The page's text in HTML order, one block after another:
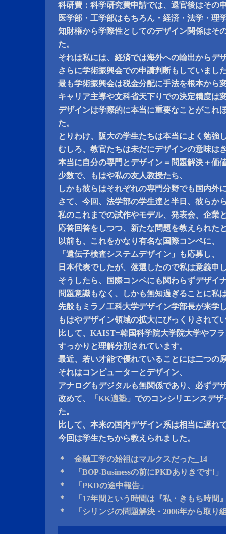
科研費：科学研究費申請では、退官後はその
医学部・工学部はもちろん・経済・法学・理
知財権から学際性としてのデザイン関係はそ
た。
それは私には、経済では海外への輸出からデ
さらに学術振興会での申請判断もしていまし
最も学術振興会は税金分配に手法を根本から
キャリア主導や文科省天下りでの決定精度は
デザインは学際的に本当に重要なことがこれ
た。
とりわけ、阪大の学生たちは本当によく勉強
むしろ、教官たちは未だにデザインの意味は
本当に自分の専門とデザイン＝問題解決＋価
少数で、もはや私の友人教授たち、
しかも彼らはそれぞれの専門分野でも国内外
さて、今回、法学部の学生達と半日、彼らか
私のこれまでの試作やモデル、発表会、企業
応答回答をしつつ、新たな問題を教えられた
以前も、これをかなり有名な国際コンペに、
「遺伝子検査システムデザイン」も応募し、
日本代表でしたが、落選したので私は意義申
そうしたら、国際コンペにも関わらずデザイ
問題意識もなく、しかも無知過ぎることに私
先般もミラノ工科大学デザイン学部長が来学
もはやデザイン領域の拡大にびっくりされて
比して、KAIST=韓国科学院大学院大学やフ
すっかりと理解分別されています。
最近、若い才能で優れていることには二つの
それはコンピューターとデザイン、
アナログもデジタルも無関係であり、必ずデ
改めて、
「KK適塾」 でのコンシリエンスデ
た。
比して、本来の国内デザイン系は相当に遅れ
今回は学生たちから教えられました。
＊ 金融工学の始祖はマルクスだった_14
＊ 「BOP-Businessの前にPKDありきです!」
＊ 「PKDの途中報告」
＊ 「17年間という時間は『私・きもち時間
＊ 「シリンジの問題解決・2006年から取り